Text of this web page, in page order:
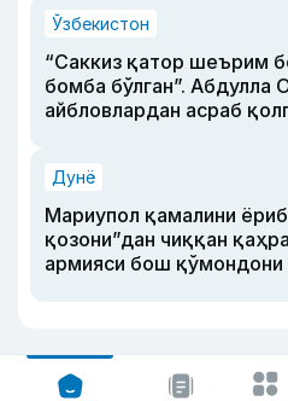
Ўзбекистон
“Саккиз қатор шеърим
бомба бўлган”. Абдулла
айбловлардан асраб
Дунё
Мариупол қамалини
қозони”дан чиққан
армияси бош қўмондони